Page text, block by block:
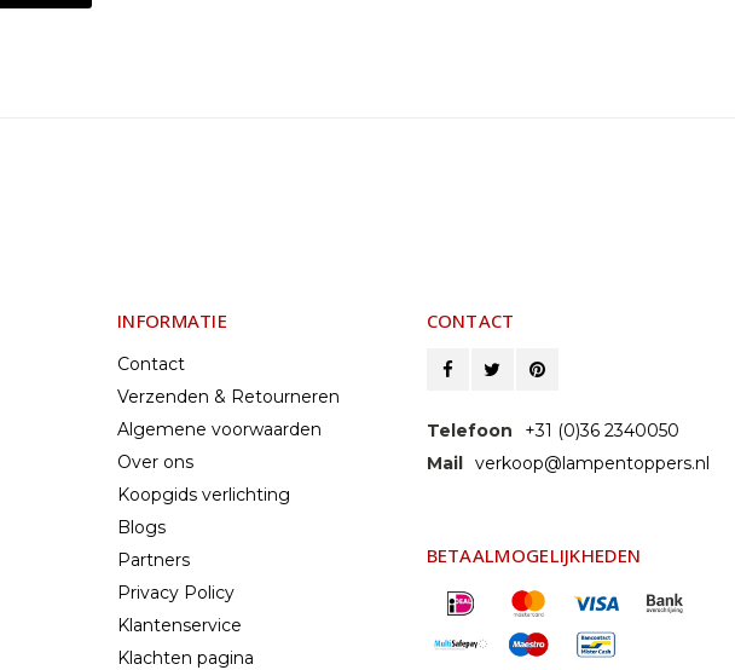
INFORMATIE
Contact
Verzenden & Retourneren
Algemene voorwaarden
Over ons
Koopgids verlichting
Blogs
Partners
Privacy Policy
Klantenservice
Klachten pagina
CONTACT
Telefoon
+31 (0)36 2340050
Mail
verkoop@lampentoppers.nl
BETAALMOGELIJKHEDEN